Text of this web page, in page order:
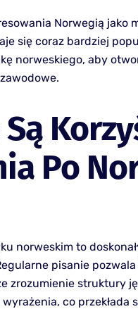
Norwegią jako
się coraz bardziej
norweskiego, aby
Po
norweskim to
pisanie
zrozumienie struktury
co przekłada